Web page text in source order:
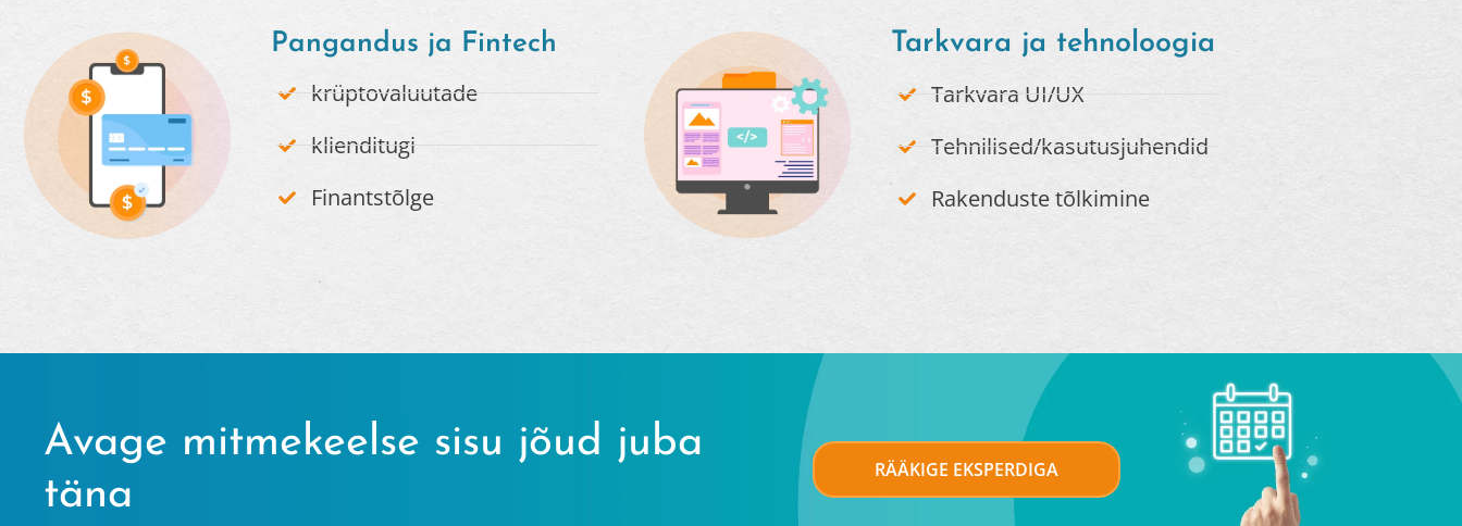
Pangandus ja Fintech
krüptovaluutade
klienditugi
Finantstõlge
Tarkvara ja tehnoloogia​
Tarkvara UI/UX
Tehnilised/kasutusjuhendid
Rakenduste tõlkimine
Avage mitmekeelse sisu jõud juba
täna
RÄÄKIGE EKSPERDIGA